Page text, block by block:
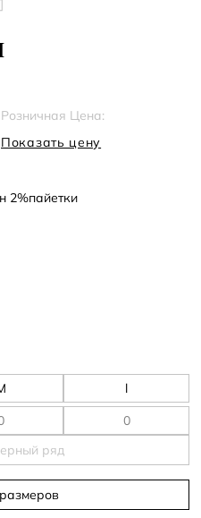
Розничная Цена:
Показать цену
2%пайетки
l
ряд